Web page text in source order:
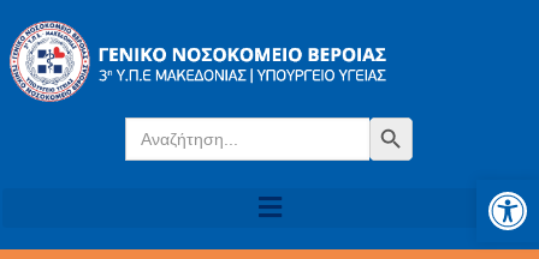
Search
for:
Search Button